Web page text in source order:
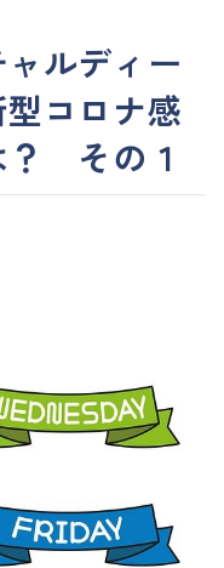
ルディー
コロナ感
？ その１